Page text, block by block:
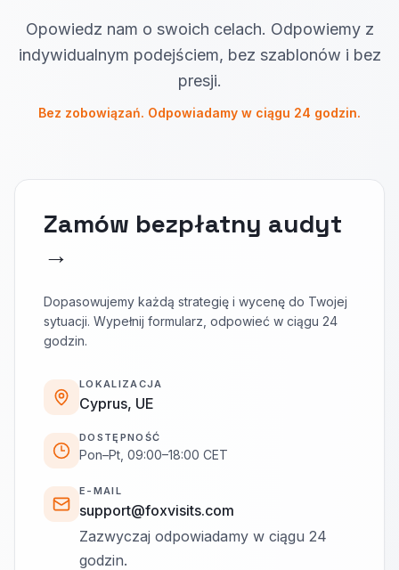
Opowiedz nam o swoich celach. Odpowiemy z
indywidualnym podejściem, bez szablonów i bez
presji.
Bez zobowiązań. Odpowiadamy w ciągu 24 godzin.
Zamów bezpłatny audyt
→
Dopasowujemy każdą strategię i wycenę do Twojej
sytuacji. Wypełnij formularz, odpowieć w ciągu 24
godzin.
LOKALIZACJA
Cyprus, UE
DOSTĘPNOŚĆ
Pon–Pt, 09:00–18:00 CET
E-MAIL
support@foxvisits.com
Zazwyczaj odpowiadamy w ciągu 24
godzin.